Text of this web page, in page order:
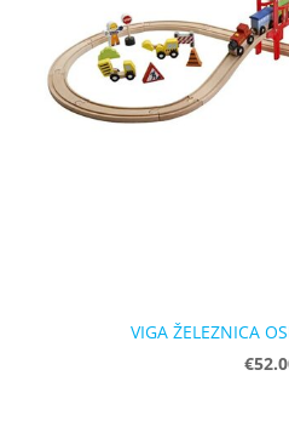
VIGA ŽELEZNICA